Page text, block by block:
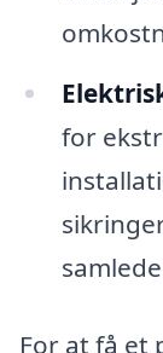
for
For at få